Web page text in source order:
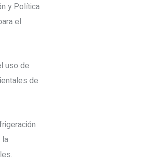
y Política
el
uso de
de